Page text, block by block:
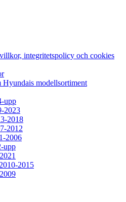
integritetspolicy och cookies
modellsortiment
upp
2023
2018
2012
2006
upp
2015